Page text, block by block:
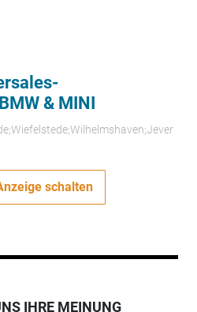
& MINI
schalten
IHRE MEINUNG